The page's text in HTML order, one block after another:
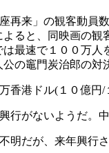
再来」の観客動員
ると、同映画の観
最速で１００万人
の竈門炭治郎の対
香港ドル(１０億円/
行がないようだ。
明だが、来年興行さ